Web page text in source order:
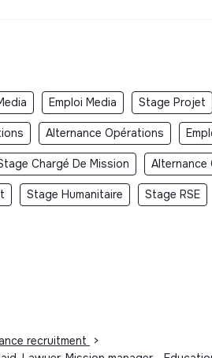
Emploi Media Stage Projet
Alternance Opérations
Chargé De Mission Alternance
Stage Humanitaire Stage RSE
recruitment
>